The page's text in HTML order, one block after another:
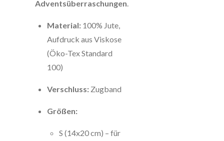
Adventsüberraschungen
Material: 100% Jute,
Aufdruck aus Viskose
(Öko-Tex Standard
100)
Verschluss: Zugband
Größen:
S (14x20 cm) – für